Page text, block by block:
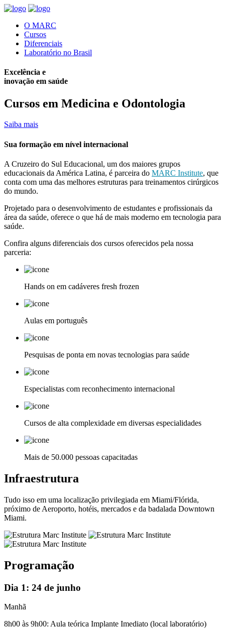
O MARC
Cursos
Diferenciais
Laboratório no Brasil
Excelência e
inovação em saúde
Cursos em Medicina e Odontologia
Saiba mais
Sua formação em nível internacional
A Cruzeiro do Sul Educacional, um dos maiores grupos
educacionais da América Latina, é parceira do MARC Institute, que
conta com uma das melhores estruturas para treinamentos cirúrgicos
do mundo.
Projetado para o desenvolvimento de estudantes e profissionais da
área da saúde, oferece o que há de mais moderno em tecnologia para
saúde.
Confira alguns diferenciais dos cursos oferecidos pela nossa
parceria:
Hands on em cadáveres fresh frozen
Aulas em português
Pesquisas de ponta em novas tecnologias para saúde
Especialistas com reconhecimento internacional
Cursos de alta complexidade em diversas especialidades
Mais de 50.000 pessoas capacitadas
Infraestrutura
Tudo isso em uma localização privilegiada em Miami/Flórida,
próximo de Aeroporto, hotéis, mercados e da badalada Downtown
Miami.
Programação
Dia 1: 24 de junho
Manhã
8h00 às 9h00: Aula teórica Implante Imediato (local laboratório)